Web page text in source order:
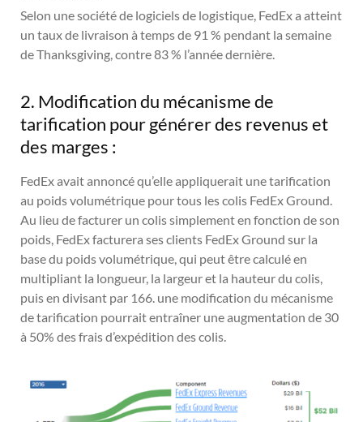
Selon une société de logiciels de logistique, FedEx a atteint
un taux de livraison à temps de 91 % pendant la semaine
de Thanksgiving, contre 83 % l’année dernière.
2. Modification du mécanisme de
tarification pour générer des revenus et
des marges :
FedEx avait annoncé qu’elle appliquerait une tarification
au poids volumétrique pour tous les colis FedEx Ground.
Au lieu de facturer un colis simplement en fonction de son
poids, FedEx facturera ses clients FedEx Ground sur la
base du poids volumétrique, qui peut être calculé en
multipliant la longueur, la largeur et la hauteur du colis,
puis en divisant par 166. une modification du mécanisme
de tarification pourrait entraîner une augmentation de 30
à 50% des frais d’expédition des colis.